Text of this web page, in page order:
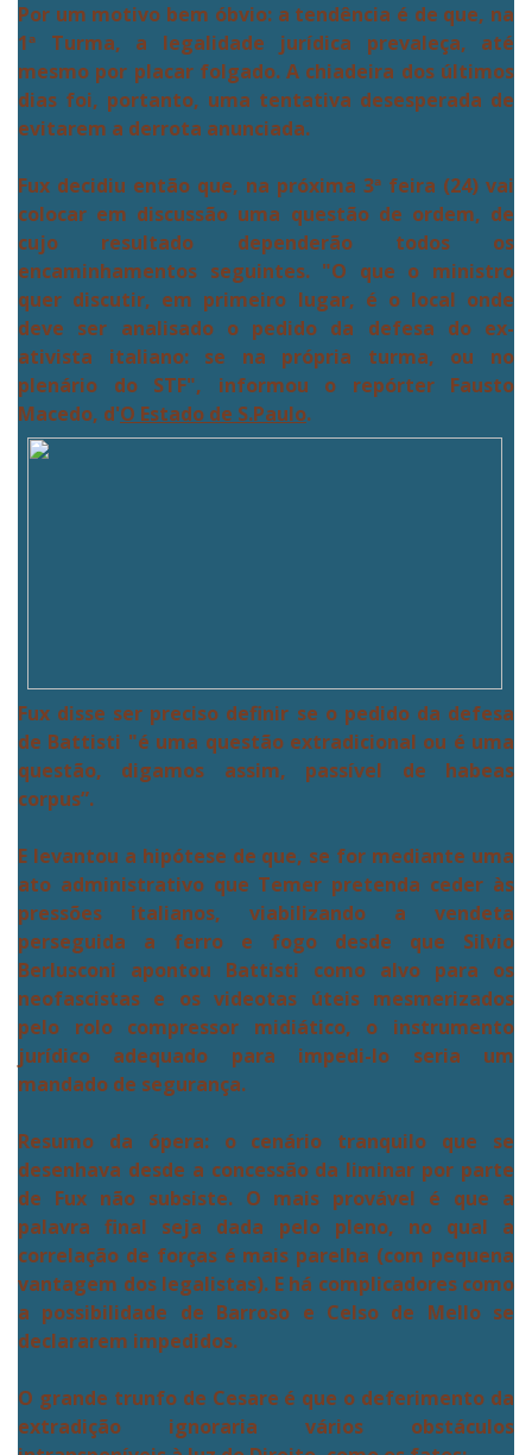
Por um motivo bem óbvio: a tendência é de que, na
1ª Turma, a legalidade jurídica prevaleça, até
mesmo por placar folgado. A chiadeira dos últimos
dias foi, portanto, uma tentativa desesperada de
evitarem a derrota anunciada.
Fux decidiu então que, na próxima 3ª feira (24) vai
colocar em discussão uma questão de ordem, de
cujo resultado dependerão todos os
encaminhamentos seguintes. "O que o ministro
quer discutir, em primeiro lugar, é o local onde
deve ser analisado o pedido da defesa do ex-
ativista italiano: se na própria turma, ou no
plenário do STF", informou o repórter Fausto
Macedo, d'O Estado de S.Paulo.
Fux disse ser preciso definir se o pedido da defesa
de Battisti "é uma questão extradicional ou é uma
questão, digamos assim, passível de habeas
corpus”.
E levantou a hipótese de que, se for mediante uma
ato administrativo que Temer pretenda ceder às
pressões italianos, viabilizando a vendeta
perseguida a ferro e fogo desde que Silvio
Berlusconi apontou Battisti como alvo para os
neofascistas e os videotas úteis mesmerizados
pelo rolo compressor midiático, o instrumento
jurídico adequado para impedi-lo seria um
mandado de segurança.
Resumo da ópera: o cenário tranquilo que se
desenhava desde a concessão da liminar por parte
de Fux não subsiste. O mais provável é que a
palavra final seja dada pelo pleno, no qual a
correlação de forças é mais parelha (com pequena
vantagem dos legalistas). E há complicadores como
a possibilidade de Barroso e Celso de Mello se
declararem impedidos.
O grande trunfo de Cesare é que o deferimento da
extradição ignoraria vários obstáculos